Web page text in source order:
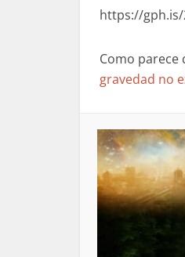
https://gph.is/
Como parece
gravedad no